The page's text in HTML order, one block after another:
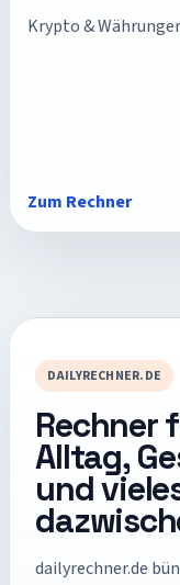
Krypto &
Zum Rechner
DAILYRECHNER.DE
Rechner
Alltag,
und
dailyrechner.de